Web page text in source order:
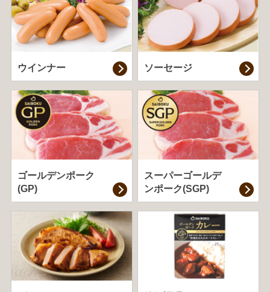
ウインナー ソーセージ
ゴールデンポーク
(GP)
スーパーゴールデ
ンポーク(SGP)